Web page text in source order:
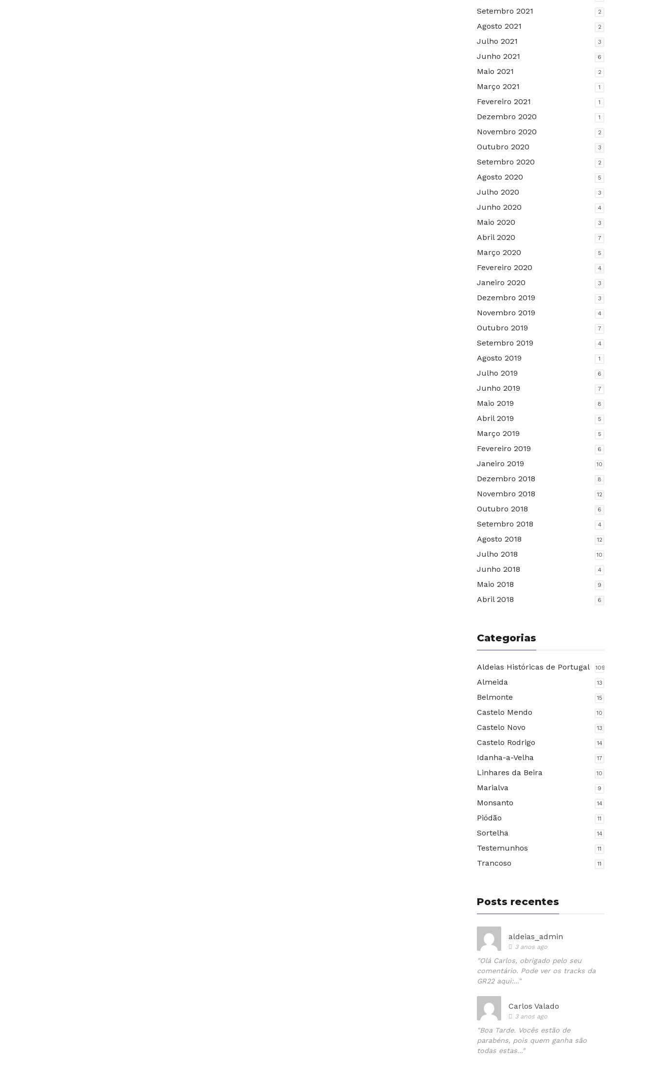
Setembro 2021 2
Agosto 2021 2
Julho 2021 3
Junho 2021 6
Maio 2021 2
Março 2021 1
Fevereiro 2021 1
Dezembro 2020 1
Novembro 2020 2
Outubro 2020 3
Setembro 2020 2
Agosto 2020 5
Julho 2020 3
Junho 2020 4
Maio 2020 3
Abril 2020 7
Março 2020 5
Fevereiro 2020 4
Janeiro 2020 3
Dezembro 2019 3
Novembro 2019 4
Outubro 2019 7
Setembro 2019 4
Agosto 2019 1
Julho 2019 6
Junho 2019 7
Maio 2019 8
Abril 2019 5
Março 2019 5
Fevereiro 2019 6
Janeiro 2019 10
Dezembro 2018 8
Novembro 2018 12
Outubro 2018 6
Setembro 2018 4
Agosto 2018 12
Julho 2018 10
Junho 2018 4
Maio 2018 9
Abril 2018 6
Categorias
Aldeias Históricas de Portugal 109
Almeida 13
Belmonte 15
Castelo Mendo 10
Castelo Novo 13
Castelo Rodrigo 14
Idanha-a-Velha 17
Linhares da Beira 10
Marialva 9
Monsanto 14
Piódão 11
Sortelha 14
Testemunhos 11
Trancoso 11
Posts recentes
aldeias_admin
3 anos ago
"Olá Carlos, obrigado pelo seu
comentário. Pode ver os tracks da
GR22 aqui:..."
Carlos Valado
3 anos ago
"Boa Tarde. Vocês estão de
parabéns, pois quem ganha são
todas estas..."